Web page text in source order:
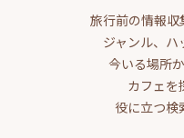
旅行前の情報収
ジャンル、ハ
今いる場所
カフェを
役に立つ検